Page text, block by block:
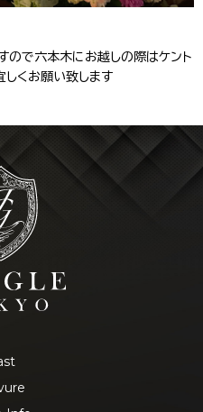
ので六本木にお越しの際はケント
くお願い致します